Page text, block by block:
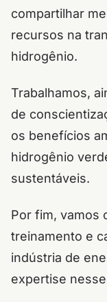
compartilhar
recursos na
hidrogênio.
Trabalhamos,
de
os benefícios
hidrogênio
sustentáveis.
Por fim, vamos
treinamento e
indústria de
expertise